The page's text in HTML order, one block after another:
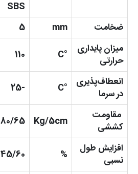
SBS
ضخامت
mm
5
میزان پایداری
حرارتی
°C
110
انعطاف‌پذیری
در سرما
°C
-25
مقاومت
کششی
Kg/5cm
80/65
افزایش طول
نسبی
%
45/60